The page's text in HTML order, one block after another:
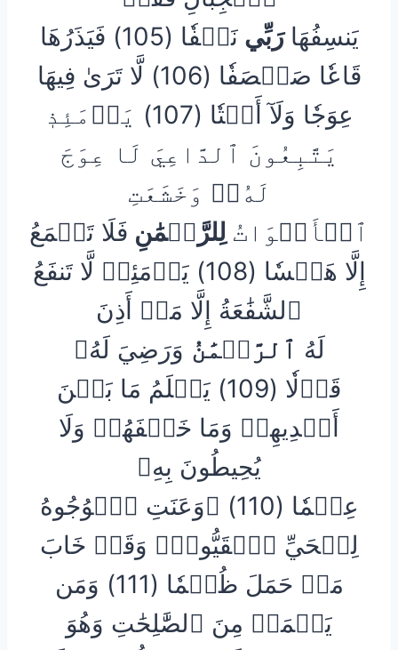
يَنسِفُهَا رَبِّي
نَسۡفٗا (105) فَيَذَرُهَا
قَاعٗا صَفۡصَفٗا (106) لَّا تَرَىٰ فِيهَا
عِوَجٗا وَلَآ أَمۡتٗا (107) يَوۡمَئِذٖ
يَتَّبِعُونَ ٱلدَّاعِيَ لَا عِوَجَ
لَهُۥۖ وَخَشَعَتِ
ٱلۡأَصۡوَاتُ لِلرَّحۡمَٰنِ فَلَا تَسۡمَعُ
إِلَّا هَمۡسٗا (108) يَوۡمَئِذٖ لَّا تَنفَعُ
ٱلشَّفَٰعَةُ إِلَّا مَنۡ أَذِنَ
لَهُ ٱلرَّحۡمَٰنُ وَرَضِيَ لَهُۥ
قَوۡلٗا (109) يَعۡلَمُ مَا بَيۡنَ
أَيۡدِيهِمۡ وَمَا خَلۡفَهُمۡ وَلَا
يُحِيطُونَ بِهِۦ
عِلۡمٗا (110) ۞وَعَنَتِ ٱلۡوُجُوهُ
لِلۡحَيِّ ٱلۡقَيُّومِۖ وَقَدۡ خَابَ
مَنۡ حَمَلَ ظُلۡمٗا (111) وَمَن
يَعۡمَلۡ مِنَ ٱلصَّٰلِحَٰتِ وَهُوَ